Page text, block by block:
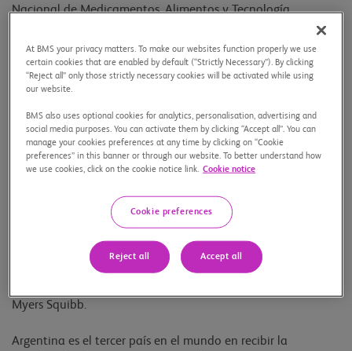
Nacional de Medicamentos, Alimentos y Tecnología
combinación con quimioterapia, que se administra a
pacientes con cáncer de pulmón de células no pequeñas en
estadios no metastásicos antes de realizarse una cirugía
combinación de ambas terapias redujo el riesgo de
recurrencia de la enfermedad, progresión o muerte en un
37%, y mejoró significativamente las respuestas patológicas
completas, ambos objetivos principales, en comparación con
“La primera inmunoterapia llegó a Argentina en 2011, desde
traer este abordaje terapéutico a estadios más tempranos
en distintos tumores, ofreciendo a los pacientes nuevas
Myers Squibb.
Argentina es el tercer país en el mundo en recibir la
At BMS your privacy matters. To make our websites function properly we use
certain cookies that are enabled by default (“Strictly Necessary”). By clicking
“Reject all” only those strictly necessary cookies will be activated while using
our website.
BMS also uses optional cookies for analytics, personalisation, advertising and
social media purposes. You can activate them by clicking “Accept all”. You can
manage your cookies preferences at any time by clicking on “Cookie
preferences” in this banner or through our website. To better understand how
we use cookies, click on the cookie notice link.
Cookie notice
Cookie preferences
Reject all Accept all